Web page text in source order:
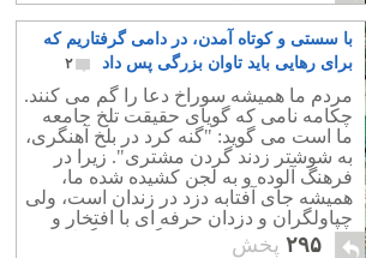
با سستی و کوتاه آمدن، در دامی گرفتاریم که
برای رهایی باید تاوان بزرگی پس داد
۲
مردم ما همیشه سوراخ دعا را گم می کنند.
چکامه نامی که گویای حقیقت تلخ جامعه
ما است می گوید: "گنه کرد در بلخ آهنگری،
به شوشتر زدند گردن مشتری". زیرا در
فرهنگ آلوده و به لجن کشیده شده ما،
همیشه جای آفتابه دزد در زندان است، ولی
چپاولگران و دزدان حرفه ای با افتخار و
بدون کمترین ناراحتی در گشت و گذارند.
۲۹۵ پخش